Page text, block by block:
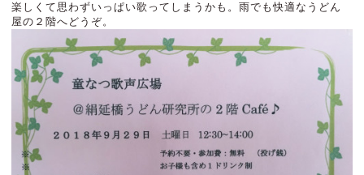
楽しくて思わずいっぱい歌ってしまうかも。雨でも快適なうどん
屋の２階へどうぞ。